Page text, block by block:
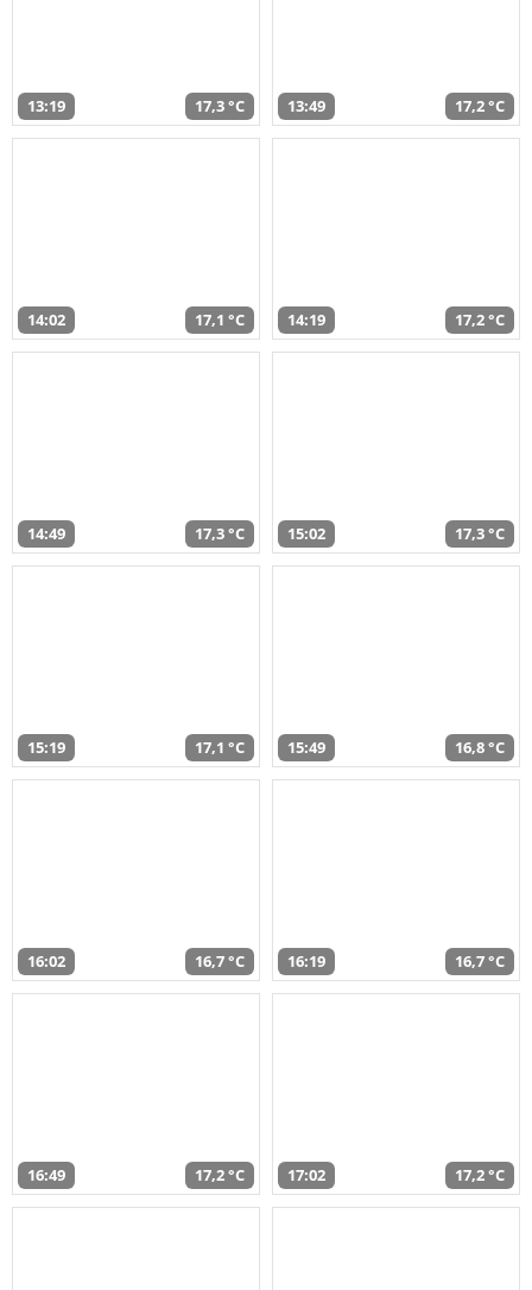
13:19 17,3 °C 13:49 17,2 °C
14:02 17,1 °C 14:19 17,2 °C
14:49 17,3 °C 15:02 17,3 °C
15:19 17,1 °C 15:49 16,8 °C
16:02 16,7 °C 16:19 16,7 °C
16:49 17,2 °C 17:02 17,2 °C